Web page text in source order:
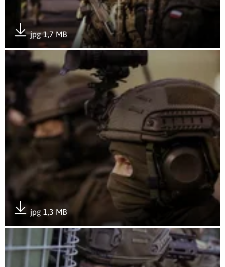
jpg 1,7 MB
Pobierz załącznik
Otwórz załącznik Sympozjum wojsk obrony terytorialnej z
jpg 1,3 MB
Otwórz załącznik Sympozjum wojsk obrony terytorialnej z